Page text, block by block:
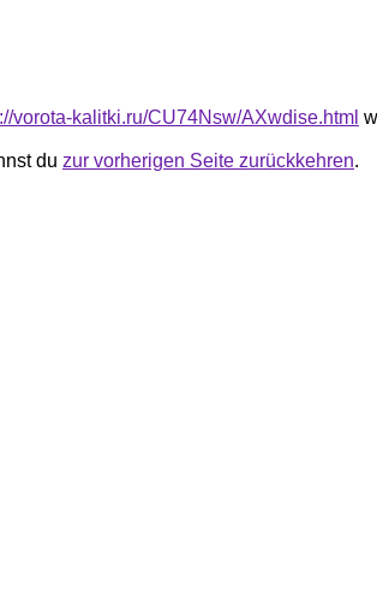
vorota-kalitki.ru/CU74Nsw/AXwdise.html
du zur vorherigen Seite zurückkehren.